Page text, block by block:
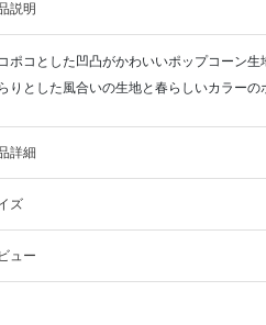
説明
ポコとした凹凸がかわいいポップコーン生
りとした風合いの生地と春らしいカラーの
詳細
ズ
ュー